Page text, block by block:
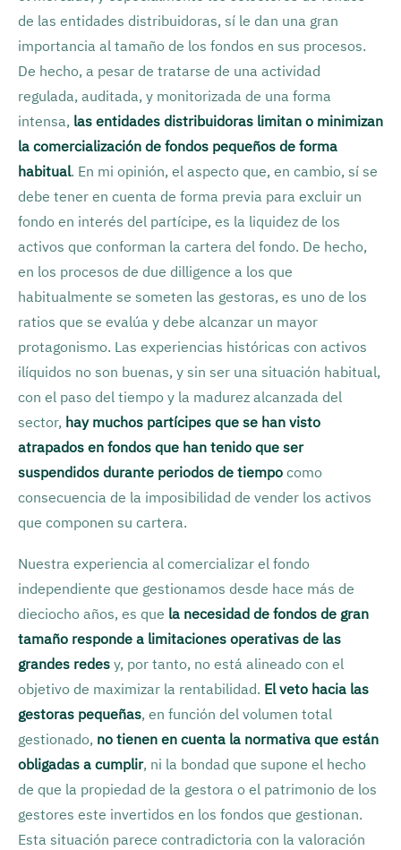
de las entidades distribuidoras, sí le dan una gran
importancia al tamaño de los fondos en sus procesos.
De hecho, a pesar de tratarse de una actividad
regulada, auditada, y monitorizada de una forma
intensa, las entidades distribuidoras limitan o minimizan
la comercialización de fondos pequeños de forma
habitual. En mi opinión, el aspecto que, en cambio, sí se
debe tener en cuenta de forma previa para excluir un
fondo en interés del partícipe, es la liquidez de los
activos que conforman la cartera del fondo. De hecho,
en los procesos de due dilligence a los que
habitualmente se someten las gestoras, es uno de los
ratios que se evalúa y debe alcanzar un mayor
protagonismo. Las experiencias históricas con activos
ilíquidos no son buenas, y sin ser una situación habitual,
con el paso del tiempo y la madurez alcanzada del
sector, hay muchos partícipes que se han visto
atrapados en fondos que han tenido que ser
suspendidos durante periodos de tiempo como
consecuencia de la imposibilidad de vender los activos
que componen su cartera.
Nuestra experiencia al comercializar el fondo
independiente que gestionamos desde hace más de
dieciocho años, es que la necesidad de fondos de gran
tamaño responde a limitaciones operativas de las
grandes redes y, por tanto, no está alineado con el
objetivo de maximizar la rentabilidad. El veto hacia las
gestoras pequeñas, en función del volumen total
gestionado, no tienen en cuenta la normativa que están
obligadas a cumplir, ni la bondad que supone el hecho
de que la propiedad de la gestora o el patrimonio de los
gestores este invertidos en los fondos que gestionan.
Esta situación parece contradictoria con la valoración